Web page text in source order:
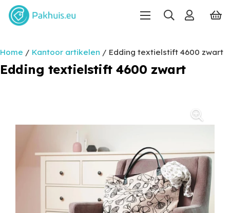
Home / Kantoor artikelen / Edding textielstift 4600 zwart
Edding textielstift 4600 zwart